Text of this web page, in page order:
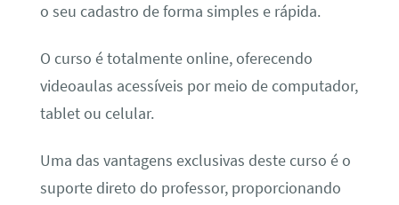
o seu cadastro de forma simples e rápida.
O curso é totalmente online, oferecendo
videoaulas acessíveis por meio de computador,
tablet ou celular.
Uma das vantagens exclusivas deste curso é o
suporte direto do professor, proporcionando